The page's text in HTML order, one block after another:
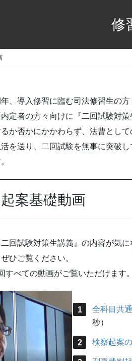
修
、導入修習に臨む司法修習生の方
定者の方々向けに『二回試験対
か否かにかかわらず、法曹とし
を送り、二回試験を無事に突破
案基礎動画
回試験対策生講義』の内容が気
ひご覧ください。
すべての動画がご覧いただけます
全科目共
秒）
検察起案